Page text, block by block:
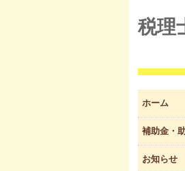
税理
ホーム
補助金・
お知らせ